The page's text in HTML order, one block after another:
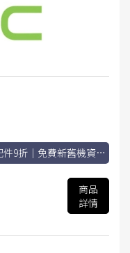
件9折｜免費新舊機資料
商品
詳情